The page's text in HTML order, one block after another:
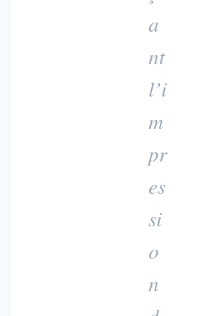
a
nt
l’i
m
pr
es
si
o
n